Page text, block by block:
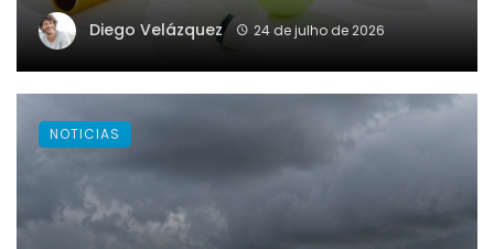
Diego Velázquez 24 de julho de 2026
NOTICIAS